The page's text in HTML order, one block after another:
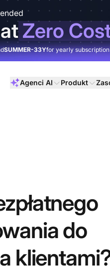
Zero
SUMMER-33Yfor yearly subscription
Agenci AI Produkt
do